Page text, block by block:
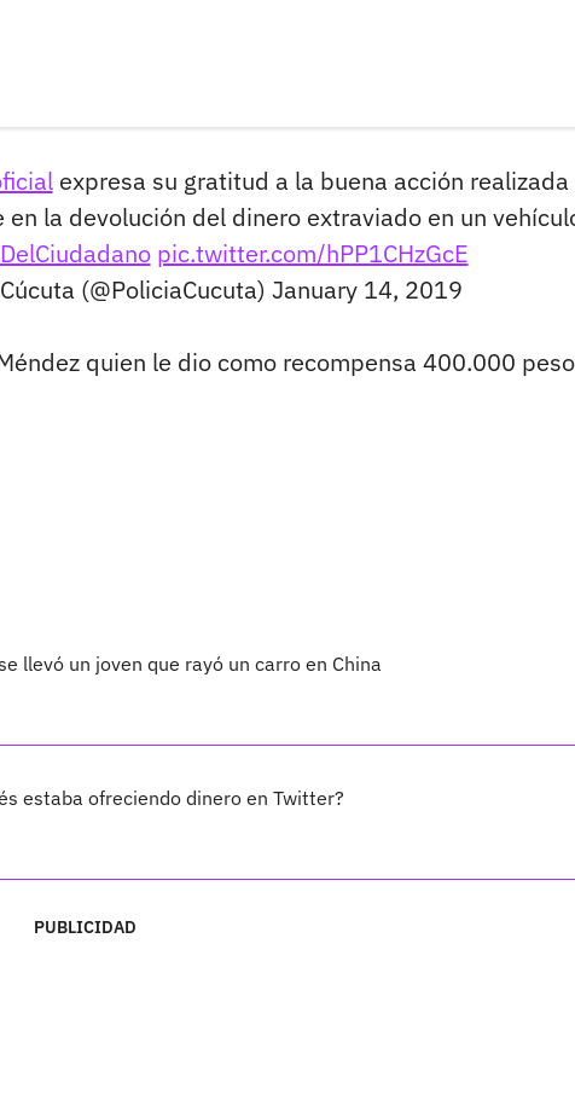
expresa su gratitud a la buena acción realizada
la devolución del dinero extraviado en un
pic.twitter.com/hPP1CHzGcE
(@PoliciaCucuta) January 14, 2019
quien le dio como recompensa 400.000
llevó un joven que rayó un carro en China
estaba ofreciendo dinero en Twitter?
PUBLICIDAD